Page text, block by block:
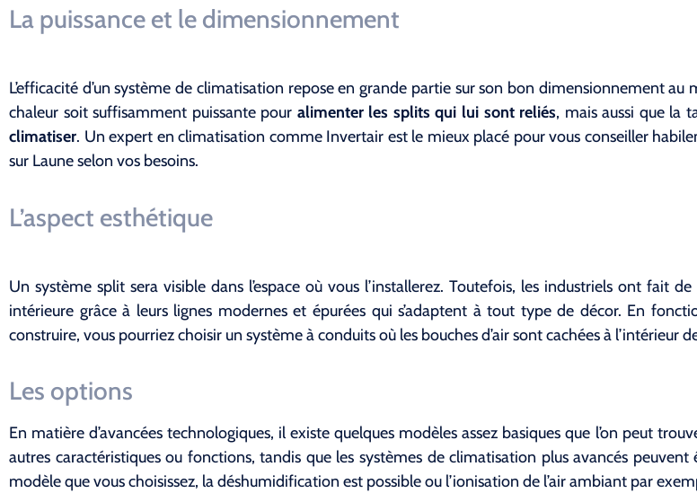
La puissance et le dimensionnement
L’efficacité d’un système de climatisation repose en grande partie sur son bon dimensionnement
chaleur soit suffisamment puissante pour alimenter les splits qui lui sont reliés, mais aussi que la
climatiser. Un expert en climatisation comme Invertair est le mieux placé pour vous conseiller
sur Laune selon vos besoins.
L’aspect esthétique
Un système split sera visible dans l’espace où vous l’installerez. Toutefois, les industriels ont fait
intérieure grâce à leurs lignes modernes et épurées qui s’adaptent à tout type de décor. En
construire, vous pourriez choisir un système à conduits où les bouches d’air sont cachées à l’intérieur
Les options
En matière d’avancées technologiques, il existe quelques modèles assez basiques que l’on peut
autres caractéristiques ou fonctions, tandis que les systèmes de climatisation plus avancés
modèle que vous choisissez, la déshumidification est possible ou l’ionisation de l’air ambiant par